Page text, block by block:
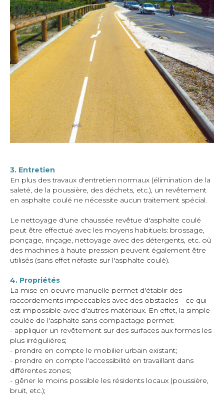
3. Entretien
En plus des travaux d'entretien normaux (élimination de la
saleté, de la poussière, des déchets, etc.), un revêtement
en asphalte coulé ne nécessite aucun traitement spécial.
Le nettoyage d'une chaussée revêtue d'asphalte coulé
peut être effectué avec les moyens habituels: brossage,
ponçage, rinçage, nettoyage avec des détergents, etc. où
des machines à haute pression peuvent également être
utilisés (sans effet néfaste sur l'asphalte coulé).
4. Propriétés
La mise en oeuvre manuelle permet d'établir des
raccordements impeccables avec des obstacles – ce qui
est impossible avec d'autres matériaux. En effet, la simple
coulée de l'asphalte sans compactage permet:
- appliquer un revêtement sur des surfaces aux formes les
plus irrégulières;
- prendre en compte le mobilier urbain existant;
- prendre en compte l'accessibilité en travaillant dans
différentes zones;
- gêner le moins possible les résidents locaux (poussière,
bruit, etc.);